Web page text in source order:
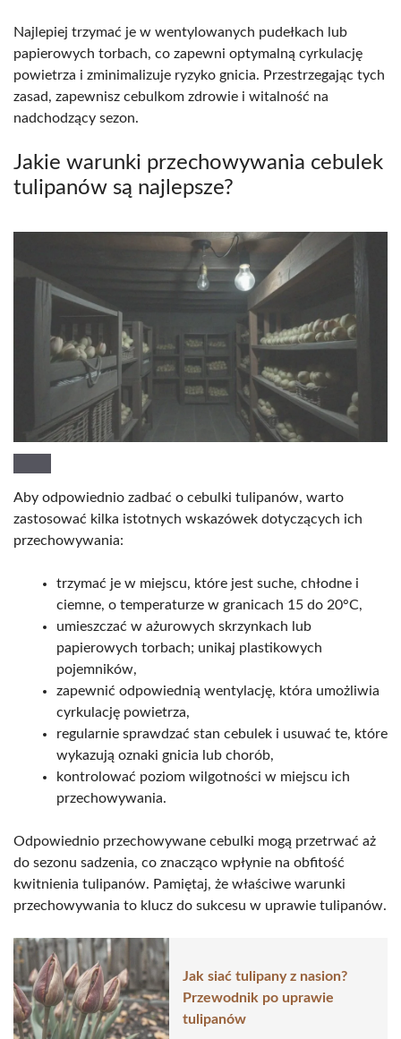
Najlepiej trzymać je w wentylowanych pudełkach lub
papierowych torbach, co zapewni optymalną cyrkulację
powietrza i zminimalizuje ryzyko gnicia. Przestrzegając tych
zasad, zapewnisz cebulkom zdrowie i witalność na
nadchodzący sezon.
Jakie warunki przechowywania cebulek
tulipanów są najlepsze?
Aby odpowiednio zadbać o cebulki tulipanów, warto
zastosować kilka istotnych wskazówek dotyczących ich
przechowywania:
trzymać je w miejscu, które jest suche, chłodne i
ciemne, o temperaturze w granicach 15 do 20°C,
umieszczać w ażurowych skrzynkach lub
papierowych torbach; unikaj plastikowych
pojemników,
zapewnić odpowiednią wentylację, która umożliwia
cyrkulację powietrza,
regularnie sprawdzać stan cebulek i usuwać te, które
wykazują oznaki gnicia lub chorób,
kontrolować poziom wilgotności w miejscu ich
przechowywania.
Odpowiednio przechowywane cebulki mogą przetrwać aż
do sezonu sadzenia, co znacząco wpłynie na obfitość
kwitnienia tulipanów. Pamiętaj, że właściwe warunki
przechowywania to klucz do sukcesu w uprawie tulipanów.
Jak siać tulipany z nasion?
Przewodnik po uprawie
tulipanów